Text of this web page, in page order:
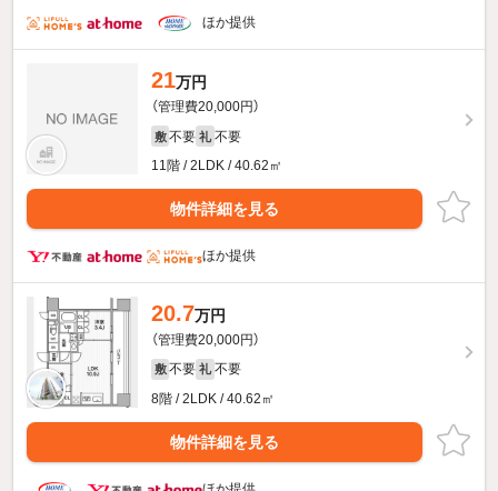
ほか提供
21万円
（管理費20,000円）
敷 不要 礼 不要
11階 / 2LDK / 40.62㎡
物件詳細を見る
ほか提供
20.7万円
（管理費20,000円）
敷 不要 礼 不要
8階 / 2LDK / 40.62㎡
物件詳細を見る